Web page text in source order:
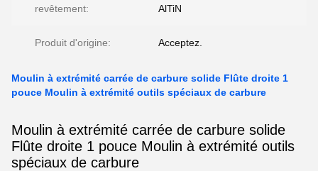
revêtement: AlTiN
Produit d'origine: Acceptez.
Moulin à extrémité carrée de carbure solide Flûte droite 1
pouce Moulin à extrémité outils spéciaux de carbure
Moulin à extrémité carrée de carbure solide
Flûte droite 1 pouce Moulin à extrémité outils
spéciaux de carbure